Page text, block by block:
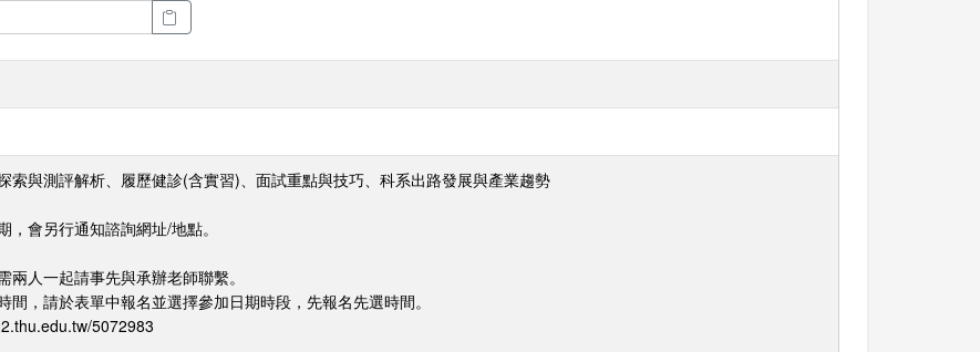
索與測評解析、履歷健診(含實習)、面試重點與技巧、科系出路發展與產業趨勢
，會另行通知諮詢網址/地點。
人一起請事先與承辦老師聯繫。
間，請於表單中報名並選擇參加日期時段，先報名先選時間。
5072983